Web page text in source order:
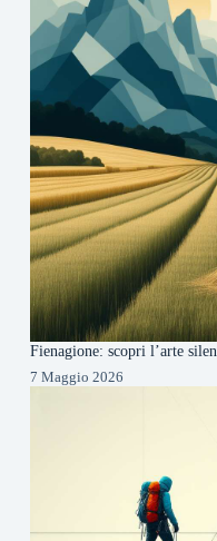
Fienagione: scopri l’arte
7 Maggio 2026